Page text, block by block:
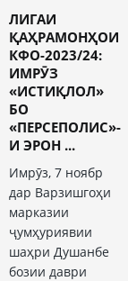
ЛИГАИ
ҚАҲРАМОНҲОИ
КФО-2023/24:
ИМРӮЗ
«ИСТИҚЛОЛ»
БО
«ПЕРСЕПОЛИС»-
И ЭРОН ...
Имрӯз, 7 ноябр
дар Варзишгоҳи
марказии
ҷумҳуриявии
шаҳри Душанбе
бозии даври